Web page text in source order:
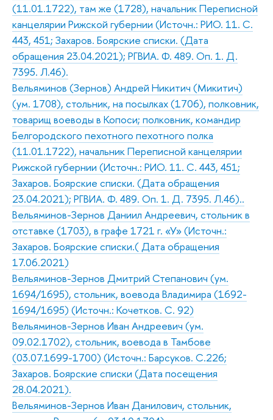
(11.01.1722), там же (1728), начальник Переписной
канцелярии Рижской губернии (Источн.: РИО. 11. С.
443, 451; Захаров. Боярские списки. (Дата
обращения 23.04.2021); РГВИА. Ф. 489. Оп. 1. Д.
7395. Л.46).
Вельяминов (Зернов) Андрей Никитич (Микитич)
(ум. 1708), стольник, на посылках (1706), полковник,
товарищ воеводы в Копоси; полковник, командир
Белгородского пехотного пехотного полка
(11.01.1722), начальник Переписной канцелярии
Рижской губернии (Источн.: РИО. 11. С. 443, 451;
Захаров. Боярские списки. (Дата обращения
23.04.2021); РГВИА. Ф. 489. Оп. 1. Д. 7395. Л.46)..
Вельяминов-Зернов Даниил Андреевич, стольник в
отставке (1703), в графе 1721 г. «У» (Источн.:
Захаров. Боярские списки.( Дата обращения
17.06.2021)
Вельяминов-Зернов Дмитрий Степанович (ум.
1694/1695), стольник, воевода Владимира (1692-
1694/1695) (Источн.: Кочетков. С. 92)
Вельяминов-Зернов Иван Андреевич (ум.
09.02.1702), стольник, воевода в Тамбове
(03.07.1699-1700) (Источн.: Барсуков. С.226;
Захаров. Боярские списки (Дата посещения
28.04.2021).
Вельяминов-Зернов Иван Данилович, стольник,